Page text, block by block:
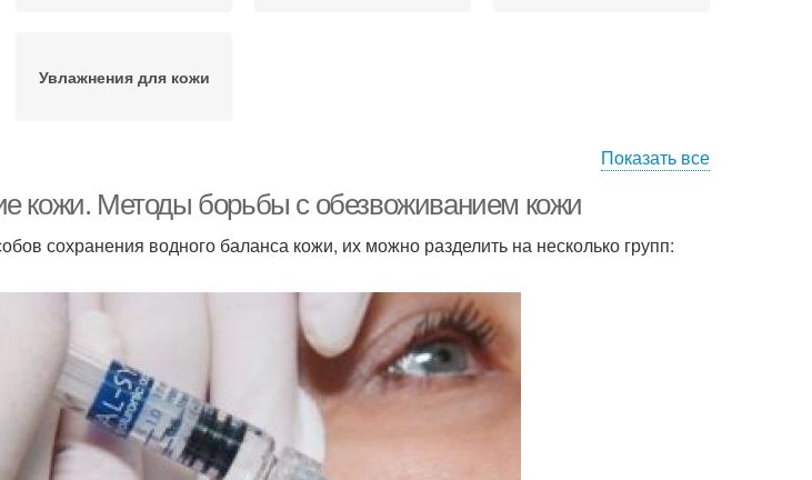
Увлажнения для кожи
Показать все
кожи. Методы борьбы с обезвоживанием кожи
сохранения водного баланса кожи, их можно разделить на несколько групп: